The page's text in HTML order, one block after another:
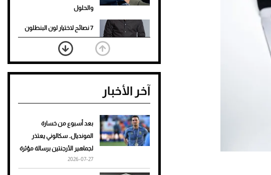
والحلول
7 نصائح لاختيار لون البنطلون
المناسب للقميص الأسود
نرى المستقبل من خلال
تصميماتنا.. كيف حجزت 1886
تمنحك فخامة استثنائية
هوى الأبطال
آخر الأخبار
بعد أسبوع من خسارة
المونديال.. سكالوني يعتذر
لجماهير الأرجنتين برسالة مؤثرة
2026-07-27